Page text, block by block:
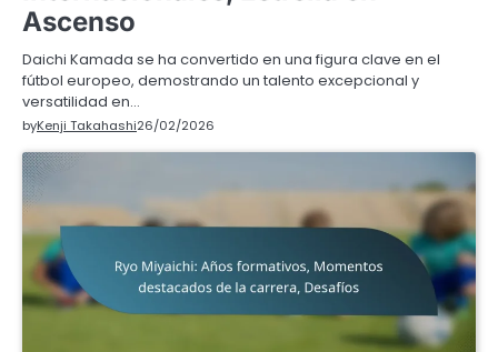
Ascenso
Daichi Kamada se ha convertido en una figura clave en el
fútbol europeo, demostrando un talento excepcional y
versatilidad en…
byKenji Takahashi26/02/2026